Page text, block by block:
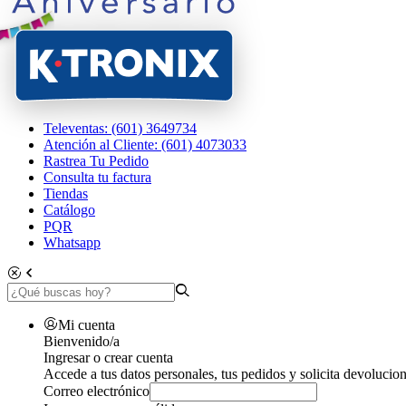
Televentas: (601) 3649734
Atención al Cliente: (601) 4073033
Rastrea Tu Pedido
Consulta tu factura
Tiendas
Catálogo
PQR
Whatsapp
Mi cuenta
Bienvenido/a
Ingresar o crear cuenta
Accede a tus datos personales, tus pedidos y solicita
Correo electrónico